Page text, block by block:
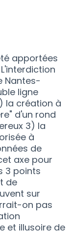
apportées
Nantes-
ligne
la création à
d'un rond
3) la
à
de
axe pour
3 points
de
sur
on pas
et illusoire de